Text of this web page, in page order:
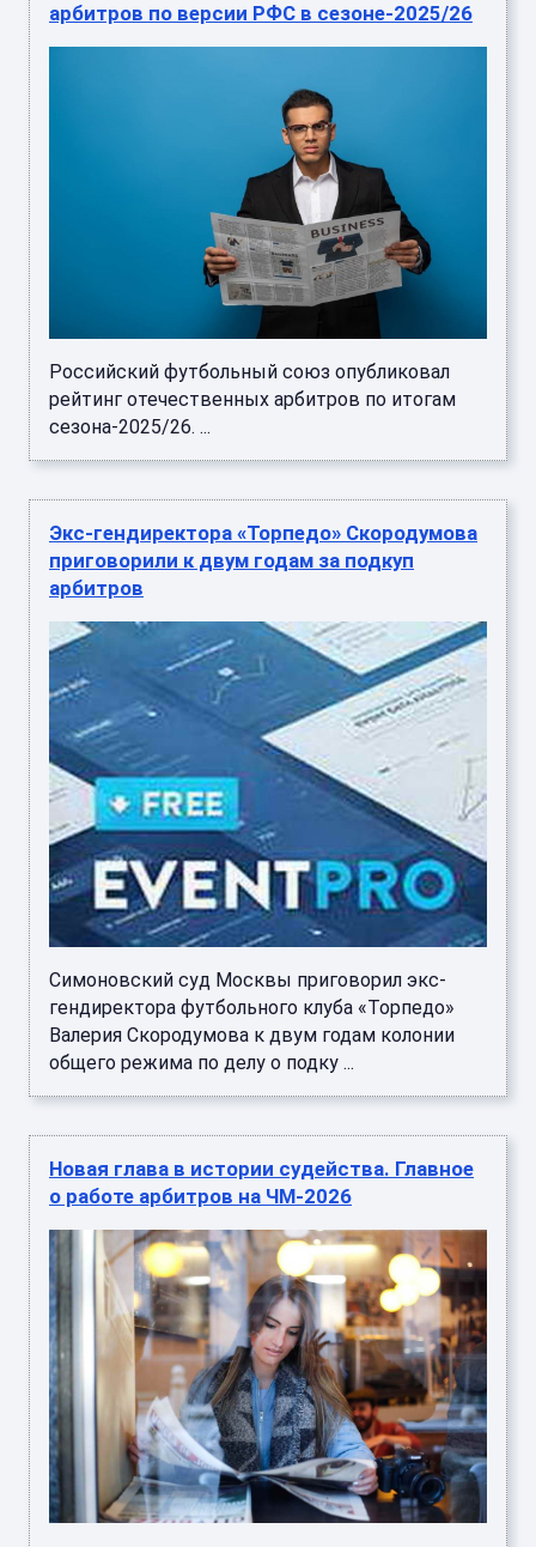
арбитров по версии РФС в сезоне-2025/26
Российский футбольный союз опубликовал
рейтинг отечественных арбитров по итогам
сезона-2025/26. ...
Экс‑гендиректора «Торпедо» Скородумова
приговорили к двум годам за подкуп
арбитров
Симоновский суд Москвы приговорил экс-
гендиректора футбольного клуба «Торпедо»
Валерия Скородумова к двум годам колонии
общего режима по делу о подку ...
Новая глава в истории судейства. Главное
о работе арбитров на ЧМ-2026